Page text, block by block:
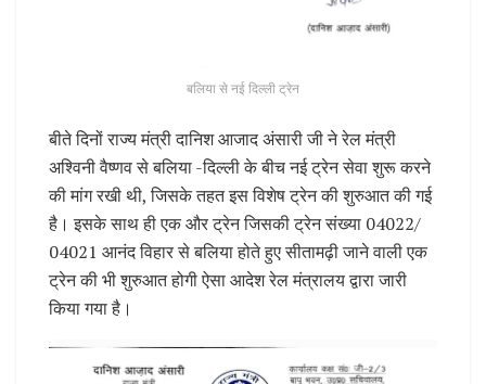
बलिया से नई दिल्ली ट्रेन
बीते दिनों राज्य मंत्री दानिश आजाद अंसारी जी ने रेल मंत्री
अश्विनी वैष्णव से बलिया -दिल्ली के बीच नई ट्रेन सेवा शुरू करने
की मांग रखी थी, जिसके तहत इस विशेष ट्रेन की शुरुआत की गई
है। इसके साथ ही एक और ट्रेन जिसकी ट्रेन संख्या 04022/
04021 आनंद विहार से बलिया होते हुए सीतामढ़ी जाने वाली एक
ट्रेन की भी शुरुआत होगी ऐसा आदेश रेल मंत्रालय द्वारा जारी
किया गया है।